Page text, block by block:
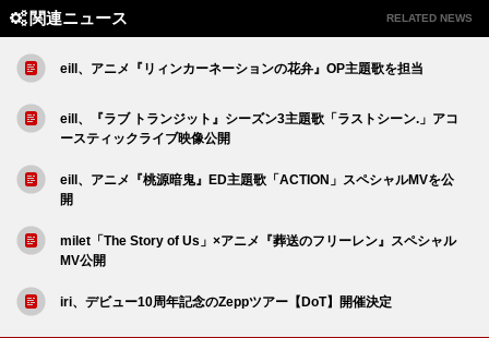
関連ニュース RELATED NEWS
eill、アニメ『リィンカーネーションの花弁』OP主題歌を担当
eill、『ラブ トランジット』シーズン3主題歌「ラストシーン.」アコ
ースティックライブ映像公開
eill、アニメ『桃源暗鬼』ED主題歌「ACTION」スペシャルMVを公
開
milet「The Story of Us」×アニメ『葬送のフリーレン』スペシャル
MV公開
iri、デビュー10周年記念のZeppツアー【DoT】開催決定